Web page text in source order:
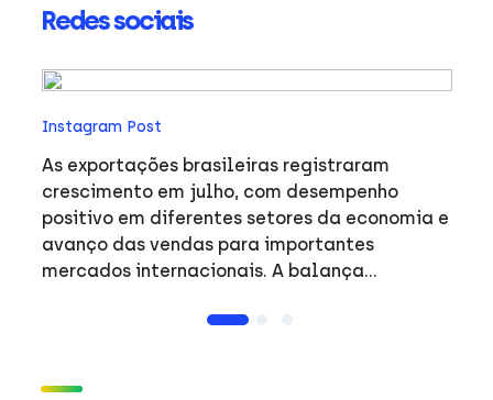
Redes sociais
Instagram Post
As exportações brasileiras registraram
crescimento em julho, com desempenho
positivo em diferentes setores da economia e
avanço das vendas para importantes
mercados internacionais. A balança
comércio exterior brasileiro e o desempenho